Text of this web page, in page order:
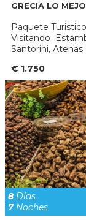
GRECIA LO
Paquete
Visitando
Santorini, Atenas
€ 1.750
8 Días
7Noches